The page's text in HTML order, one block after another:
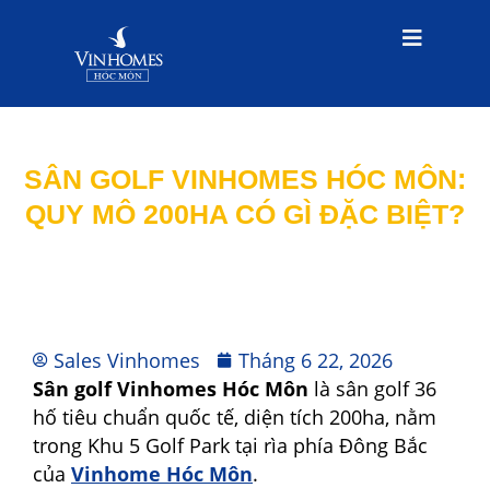
SÂN GOLF VINHOMES HÓC MÔN:
QUY MÔ 200HA CÓ GÌ ĐẶC BIỆT?
Sales Vinhomes
Tháng 6 22, 2026
Sân golf Vinhomes Hóc Môn là sân golf 36
hố tiêu chuẩn quốc tế, diện tích 200ha, nằm
trong Khu 5 Golf Park tại rìa phía Đông Bắc
của Vinhome Hóc Môn.